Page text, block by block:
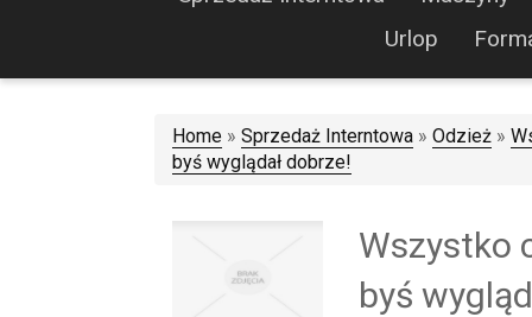
Urlop
Home » Sprzedaż Interntowa » Odzież »
byś wyglądał dobrze!
Wszystko
byś